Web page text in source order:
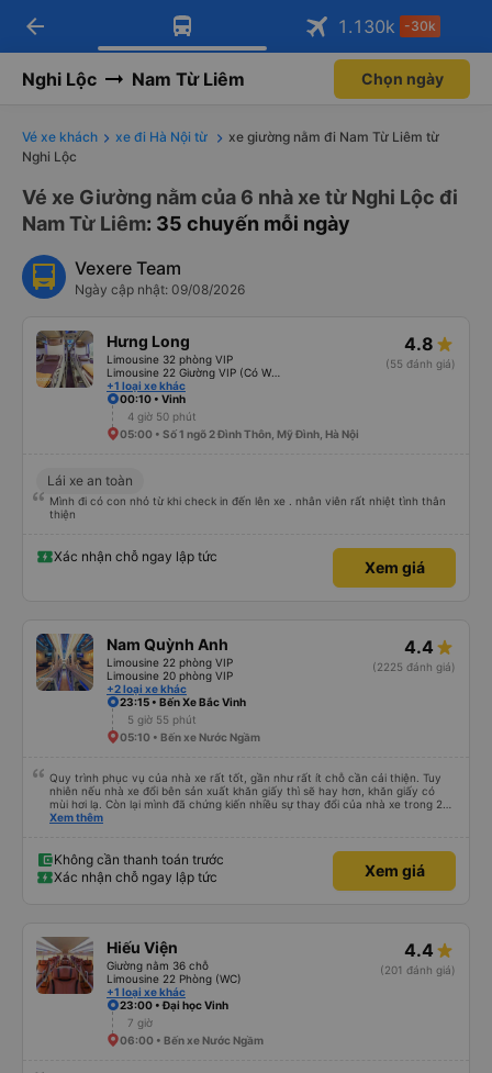
Tải app Vexere ngay!
Nhận ưu đãi thành viên độc
Mở app
Tải app Vexere
-30k/ghế khi đặt vé máy bay qua
Mở app
arrow_back 1.130k -30k
Nghi Lộc Nam Từ Liêm Chọn ngày
Vé xe khách xe đi Hà Nội từ
xe giường nằm đi Nam Từ Liêm từ
Nghi Lộc
Vé xe Giường nằm của 6 nhà xe từ Nghi Lộc đi
Nam Từ Liêm: 35 chuyến mỗi ngày
Vexere Team
Ngày cập nhật: 09/08/2026
Hưng Long
Limousine 32 phòng VIP
+1 loại xe khác
4.8
(55 đánh giá)
00:10 • Vinh
4 giờ 50 phút
05:00 • Số 1 ngõ 2 Đình Thôn, Mỹ Đình, Hà Nội
Lái xe an toàn
Mình đi có con nhỏ từ khi check in đến lên xe . nhân viên rất nhiệt tình thân
thiện
Xác nhận chỗ ngay lập tức
Xem giá
Nam Quỳnh Anh
Limousine 22 phòng VIP
Limousine 20 phòng VIP
+2 loại xe khác
4.4
(2225 đánh giá)
23:15 • Bến Xe Bắc Vinh
5 giờ 55 phút
05:10 • Bến xe Nước Ngầm
Quy trình phục vụ của nhà xe rất tốt, gần như rất ít chỗ cần cải thiện. Tuy
nhiên nếu nhà xe đổi bên sản xuất khăn giấy thì sẽ hay hơn, khăn giấy có
mùi hơi lạ. Còn lại mình đã chứng kiến nhiều sự thay đổi của nhà xe trong 2
tháng vừa rồi: tài xế và phụ xe ngày càng thân thiện, quy trình phục vụ rõ
Xem thêm
Không cần thanh toán trước
Xác nhận chỗ ngay lập tức
Xem giá
Hiếu Viện
Giường nằm 36 chỗ
Limousine 22 Phòng (WC)
+1 loại xe khác
4.4
(201 đánh giá)
23:00 • Đại học Vinh
7 giờ
06:00 • Bến xe Nước Ngầm